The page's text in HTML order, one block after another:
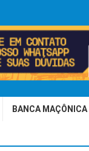
BANCA MAÇÔNICA